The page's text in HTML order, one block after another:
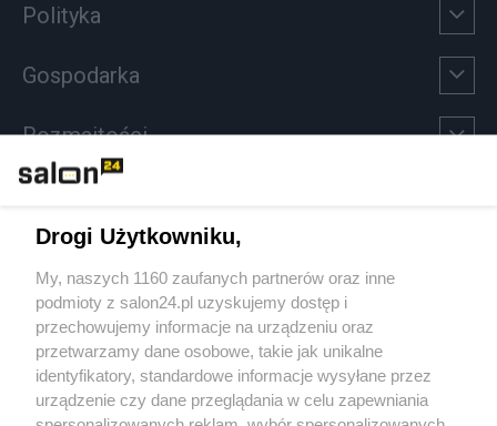
Polityka
Gospodarka
Rozmaitości
Sport
Społeczeństwo
Kultura
Drogi Użytkowniku,
My, naszych 1160 zaufanych partnerów oraz inne
podmioty z salon24.pl uzyskujemy dostęp i
przechowujemy informacje na urządzeniu oraz
przetwarzamy dane osobowe, takie jak unikalne
identyfikatory, standardowe informacje wysyłane przez
urządzenie czy dane przeglądania w celu zapewniania